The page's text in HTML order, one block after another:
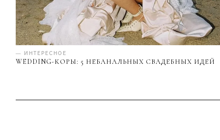
— ИНТЕРЕСНОЕ
WEDDING-КОРЫ: 5 НЕБАНАЛЬНЫХ СВАДЕБНЫХ ИДЕЙ